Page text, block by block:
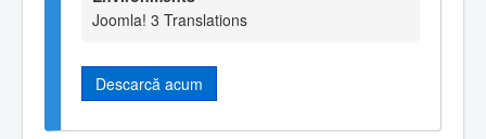
Joomla! 3 Translations
Descarcă acum